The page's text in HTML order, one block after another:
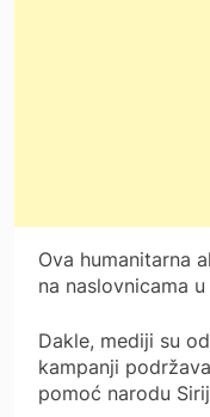
Ova humanitarna
na naslovnicama
Dakle, mediji su
kampanji
pomoć narodu